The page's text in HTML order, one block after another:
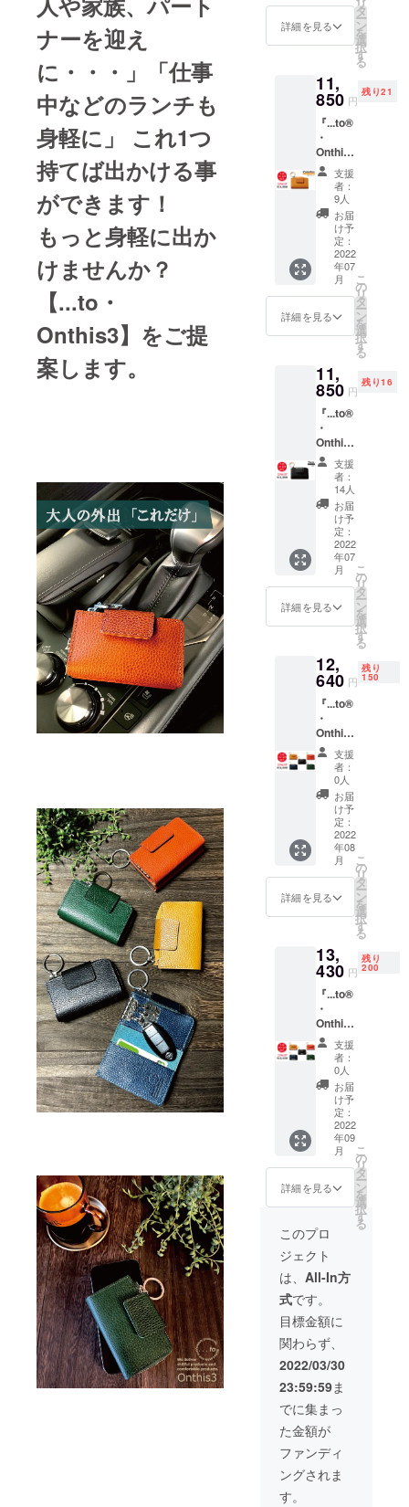
ナーを迎え
に・・・」「仕事
中などのランチも
身軽に」 これ1つ
持てば出かける事
ができます！
もっと身軽に出か
けませんか？
【...to・
Onthis3】をご提
案します。
いたしま
る場合
がござ
めご了
承くだ
さい。
※ウィル
スの影
響も加
わり材
料の入
手に通
常以上
の時間
がかか
る可能
性があ
りま
善を尽
くして
品の製
造に努
めます
が発送
が予定
より遅
れる場
合がご
ざいま
す。ご
了承く
ださ
い。
料込)の
製品を
25%Off
の
11,850
円(税
込・送
料込)で
予約購
入いた
だけま
す。 ※
デザイ
ン・仕
様等、
一部変
更にな
る場合
がござ
めご了
承くだ
さい。
※ウィル
スの影
響も加
わり材
料の入
手に通
常以上
の時間
がかか
る可能
性があ
りま
善を尽
くして
品の製
造に努
めます
が発送
が予定
より遅
れる場
合がご
ざいま
す。ご
了承く
ださ
い。
個 プロ
ジェク
ト終了
後、お
み順に
順次発
送予定
です。
※７月末
発送予
定。 ※
消費
税・送
料込み
※一般販
売予定
価格
15,800
円(税
込・送
料込)の
み、
25%Off
の
11,850
円(税
込・送
料込)で
予約購
入いた
だけま
す。 ※
デザイ
ン・仕
様等、
一部変
更にな
る場合
らかじ
めご了
承くだ
さい。
※ウィル
スの影
響も加
わり材
料の入
手に通
常以上
の時間
がかか
る可能
性があ
す。最
善を尽
し、製
品の製
造に努
めます
が発送
が予定
より遅
れる場
合がご
ざいま
す。ご
了承く
ださ
い。
詳細を見る
タ
ー
ン
を
選
択
す
る
11,
850 円
残り21
『...to®
・
Onthis3
』※お届
け予
定：７
月末 ＜
Canarin
o/カナ
リーノ
＞ 製
品 1個
プロ
ジェク
ト終了
後、お
み順に
順次発
送予定
です。
※７月末
発送予
定。 ※
消費
税・送
料込み
※一般販
売予定
価格
15,800
円(税
込・送
料込)の
み、
25%Off
の
11,850
円(税
込・送
料込)で
予約購
入いた
だけま
す。 ※
デザイ
ン・仕
様等、
一部変
更にな
る場合
らかじ
めご了
承くだ
さい。
※ウィル
スの影
響も加
わり材
料の入
手に通
常以上
の時間
がかか
る可能
性があ
す。最
善を尽
手配
し、製
品の製
造に努
が発送
が予定
より遅
れる場
合がご
ざいま
す。ご
了承く
ださ
い。
支援
者：
9人
お届
け予
定：
2022
年07
月
詳細を見る
こ
の
リ
タ
ー
ン
を
選
択
す
る
11,
850 円
残り16
『...to®
・
Onthis3
』※お届
け予
定：７
月末 ＜
Nero/ネ
ロ＞
製品 1
ジェク
ト終了
後、お
申し込
み順に
送予定
です。
※７月末
発送予
定。 ※
消費
税・送
料込み
※一般販
売予定
価格
15,800
円(税
込・送
料込)の
製品を
先着30
の
11,850
円(税
込・送
料込)で
予約購
入いた
だけま
す。 ※
デザイ
ン・仕
様等、
一部変
更にな
る場合
がござ
いま
めご了
さい。
※ウィル
スの影
響も加
わり材
料の入
手に通
常以上
がかか
る可能
性があ
りま
す。最
善を尽
くして
支援
者：
14人
お届
け予
定：
2022
年07
月
詳細を見る
こ
の
リ
タ
ー
ン
を
選
択
す
る
12,
640 円
残り
150
『...to®
・
Onthis3
』※お届
け予
定：８
月末 ＜
お好き
な色を
お選び
くださ
い。＞
製
品 1個
プロ
ジェク
後、お
申し込
み順に
順次発
送予定
です。
※８月末
発送予
定。 ※
消費
税・送
料込み
※一般販
売予定
価格
15,800
円(税
製品を
先着150
名様の
み、
20%Off
の
12,640
円(税
込・送
料込)で
予約購
入いた
だけま
す。 ※
デザイ
ン・仕
様等、
一部変
支援
者：
0人
お届
け予
定：
2022
年08
月
詳細を見る
こ
の
リ
タ
ー
ン
を
選
択
す
る
13,
430 円
残り
200
『...to®
・
Onthis3
』※お届
け予
定：９
月末 ＜
色をお
選びく
ださ
い。＞
製
品 1個
プロ
ジェク
ト終了
後、お
申し込
み順に
順次発
送予定
です。
※９月末
発送予
定。 ※
消費
税・送
料込み
※一般販
売予定
価格
15,800
円(税
込・送
支援
者：
0人
お届
け予
定：
2022
年09
月
詳細を見る
こ
の
リ
タ
ー
ン
を
選
択
す
る
このプロ
ジェクト
は、 All-In方
式です。
目標金額に
関わらず、
2022/03/30
23:59:59ま
でに集まっ
た金額が
ファンディ
ングされま
す。